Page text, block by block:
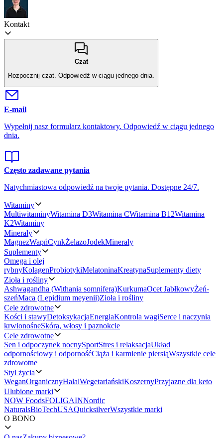
Kontakt
Czat
Rozpocznij czat. Odpowiedź w ciągu jednego dnia.
E-mail
Wypełnij nasz formularz kontaktowy. Odpowiedź w ciągu jednego
dnia.
Często zadawane pytania
Natychmiastowa odpowiedź na twoje pytania. Dostępne 24/7.
Witaminy
MultiwitaminyWitamina D3Witamina CWitamina B12Witamina
K2Witaminy
Minerały
MagnezWapńCynkŻelazoJodekMinerały
Suplementy
Omega i olej
rybnyKolagenProbiotykiMelatoninaKreatynaSuplementy diety
Zioła i rośliny
Ashwagandha (Withania somnifera)KurkumaOcet JabłkowyŻeń-
szeńMaca (Lepidium meyenii)Zioła i rośliny
Cele zdrowotne
Kości i stawyDetoksykacjaEnergiaKontrola wagiSerce i naczynia
krwionośneSkóra, włosy i paznokcie
Cele zdrowotne
Sen i odpoczynek nocnySportStres i relaksacjaUkład
odpornościowy i odpornośćCiąża i karmienie piersiąWszystkie cele
zdrowotne
Styl życia
WeganOrganicznyHalalWegetariańskiKoszernyPrzyjazne dla keto
Ulubione marki
NOW FoodsFOLIGAINNordic
NaturalsBioTechUSAQuicksilverWszystkie marki
O BONO